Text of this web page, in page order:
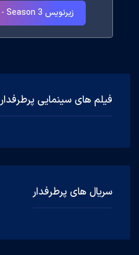
فیلم های سینمایی پرطرفدار
سریال های پرطرفدار
زیرنویس The Lincoln Lawyer - Season 3